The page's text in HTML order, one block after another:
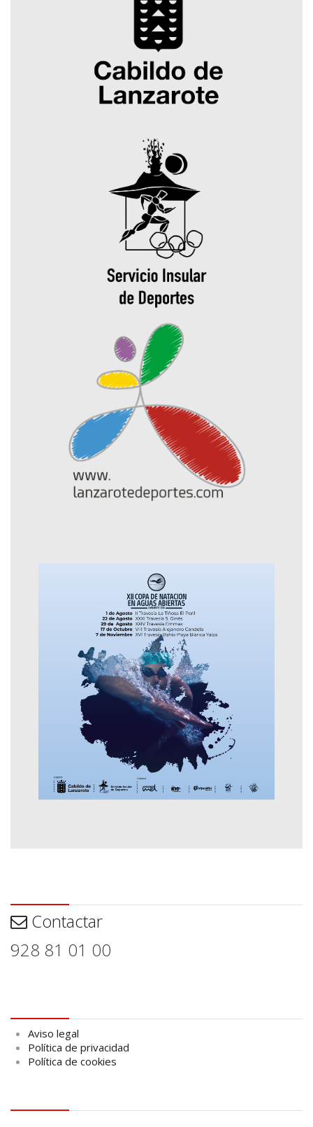
Contactar
928 81 01 00
Aviso legal
Política de privacidad
Política de cookies